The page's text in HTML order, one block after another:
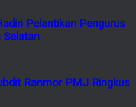
Pelantikan Pengurus
Ranmor PMJ Ringkus